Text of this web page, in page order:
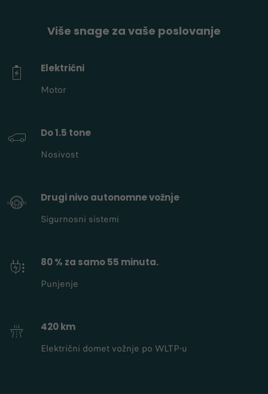
Više snage za vaše poslovanje
Električni
Motor
Do 1.5 tone
Nosivost
Drugi nivo autonomne vožnje
Sigurnosni sistemi
80 % za samo 55 minuta.
Punjenje
420 km
Električni domet vožnje po WLTP-u